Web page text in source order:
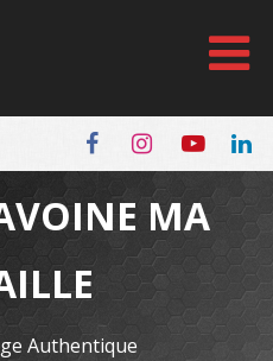
MA
Authentique